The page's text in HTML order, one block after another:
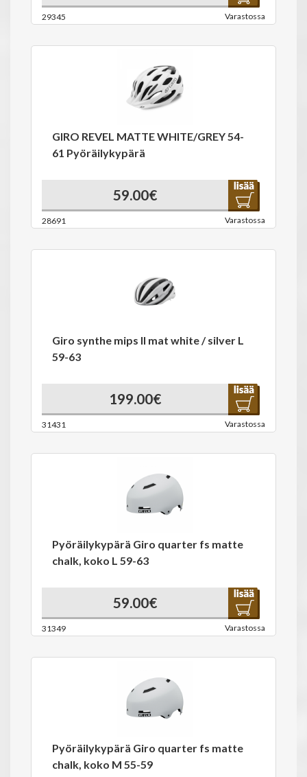
29345 Varastossa
GIRO REVEL MATTE WHITE/GREY 54-
61 Pyöräilykypärä
59.00€
28691 Varastossa
Giro synthe mips II mat white / silver L
59-63
199.00€
31431 Varastossa
Pyöräilykypärä Giro quarter fs matte
chalk, koko L 59-63
59.00€
31349 Varastossa
Pyöräilykypärä Giro quarter fs matte
chalk, koko M 55-59